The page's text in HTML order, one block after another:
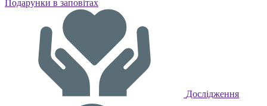
Подарунки в заповітах
Дослідження